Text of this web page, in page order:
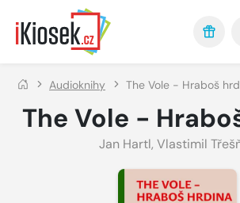
Přejít na hlavní obsah
Audioknihy The Vole - Hraboš
The Vole -
Jan Hartl, Vlastimil